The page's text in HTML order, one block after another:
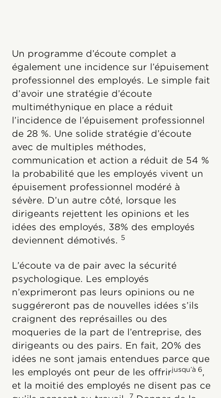
Un programme d’écoute complet a
également une incidence sur l’épuisement
professionnel des employés. Le simple fait
d’avoir une stratégie d’écoute
multiméthynique en place a réduit
l’incidence de l’épuisement professionnel
de 28 %. Une solide stratégie d’écoute
avec de multiples méthodes,
communication et action a réduit de 54 %
la probabilité que les employés vivent un
épuisement professionnel modéré à
sévère. D’un autre côté, lorsque les
dirigeants rejettent les opinions et les
idées des employés, 38% des employés
deviennent démotivés. 5
L’écoute va de pair avec la sécurité
psychologique. Les employés
n’exprimeront pas leurs opinions ou ne
suggéreront pas de nouvelles idées s’ils
craignent des représailles ou des
moqueries de la part de l’entreprise, des
dirigeants ou des pairs. En fait, 20% des
idées ne sont jamais entendues parce que
les employés ont peur de les offrirjusqu’à 6,
et la moitié des employés ne disent pas ce
7